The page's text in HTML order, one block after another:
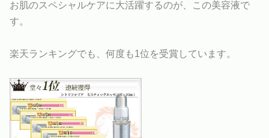
お肌のスペシャルケアに大活躍するのが、この美容液で
す。
楽天ランキングでも、何度も1位を受賞しています。